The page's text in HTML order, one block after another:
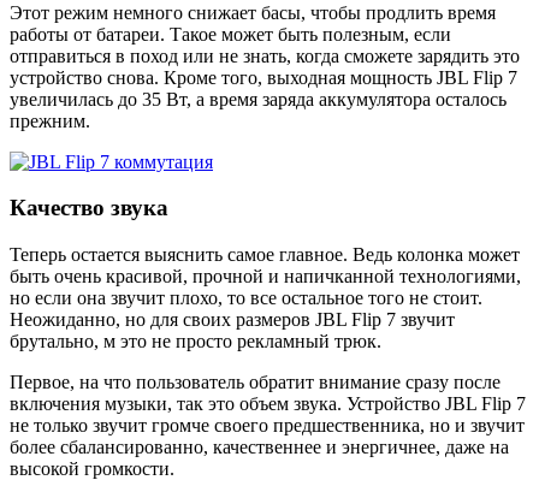
Этот режим немного снижает басы, чтобы продлить время
работы от батареи. Такое может быть полезным, если
отправиться в поход или не знать, когда сможете зарядить это
устройство снова. Кроме того, выходная мощность JBL Flip 7
увеличилась до 35 Вт, а время заряда аккумулятора осталось
прежним.
Качество звука
Теперь остается выяснить самое главное. Ведь колонка может
быть очень красивой, прочной и напичканной технологиями,
но если она звучит плохо, то все остальное того не стоит.
Неожиданно, но для своих размеров JBL Flip 7 звучит
брутально, м это не просто рекламный трюк.
Первое, на что пользователь обратит внимание сразу после
включения музыки, так это объем звука. Устройство JBL Flip 7
не только звучит громче своего предшественника, но и звучит
более сбалансированно, качественнее и энергичнее, даже на
высокой громкости.